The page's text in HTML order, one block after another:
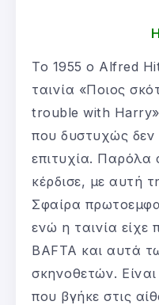
Το 1955 ο Alfred
ταινία «Ποιος
trouble with
που δυστυχώς δεν
επιτυχία. Παρόλα
κέρδισε, με αυτή
Σφαίρα
ενώ η ταινία είχε
BAFTA και αυτά
σκηνοθετών.
που βγήκε στις